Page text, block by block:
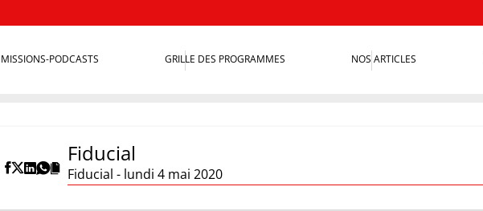
PODCASTS GRILLE DES PROGRAMMES NOS ARTICLES
Fiducial
Fiducial - lundi 4 mai 2020